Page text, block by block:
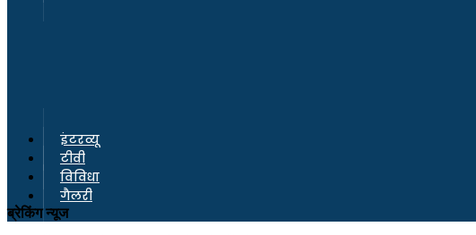
इंटरव्यू
टीवी
विविधा
गैलरी
ब्रेकिंग न्यूज